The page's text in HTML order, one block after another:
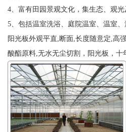
4、富有田园景观文化，集生态、观光
5、包括温室洗浴、庭院温室、温室、
阳光板外观平直,断面,长度随意定,高
酸酯原料,无水无尘切割，阳光板，十